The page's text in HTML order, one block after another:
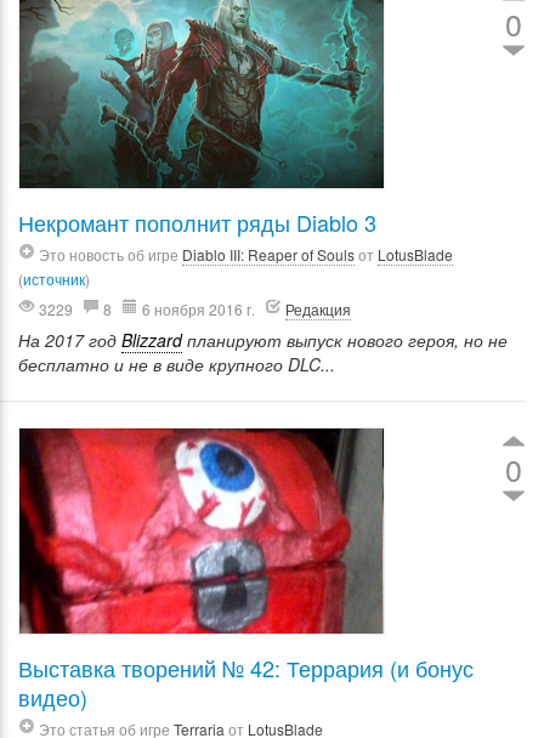
0
Некромант пополнит ряды Diablo 3
Это новость об игре Diablo III: Reaper of Soulsот LotusBlade
(источник)
3229
8 6 ноября 2016 г. Редакция
На 2017 год Blizzardпланируют выпуск нового героя, но не
бесплатно и не в виде крупного DLC...
0
Выставка творений № 42: Террария (и бонус
видео)
Это статья об игре Terraria от LotusBlade